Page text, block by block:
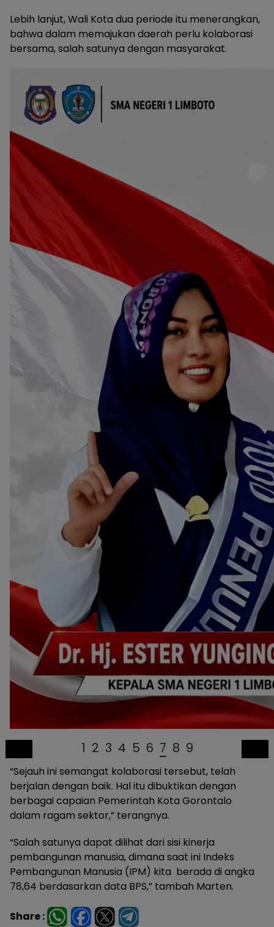
Lebih lanjut, Wali Kota dua periode itu menerangkan,
bahwa dalam memajukan daerah perlu kolaborasi
bersama, salah satunya dengan masyarakat.
1 2 3 4 5 6 7 8 9
“Sejauh ini semangat kolaborasi tersebut, telah
berjalan dengan baik. Hal itu dibuktikan dengan
berbagai capaian Pemerintah Kota Gorontalo
dalam ragam sektor,” terangnya.
“Salah satunya dapat dilihat dari sisi kinerja
pembangunan manusia, dimana saat ini Indeks
Pembangunan Manusia (IPM) kita berada di angka
78,64 berdasarkan data BPS,” tambah Marten.
Share :